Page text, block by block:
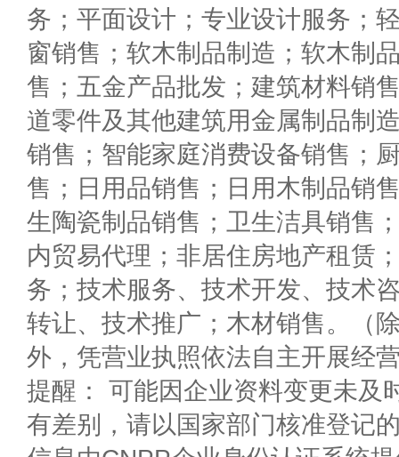
务；平面设计；专业设计服务；
窗销售；软木制品制造；软木制
售；五金产品批发；建筑材料销
道零件及其他建筑用金属制品制
销售；智能家庭消费设备销售；
售；日用品销售；日用木制品销
生陶瓷制品销售；卫生洁具销售
内贸易代理；非居住房地产租赁
务；技术服务、技术开发、技术
转让、技术推广；木材销售。（
外，凭营业执照依法自主开展经
提醒： 可能因企业资料变更未及
有差别，请以国家部门核准登记